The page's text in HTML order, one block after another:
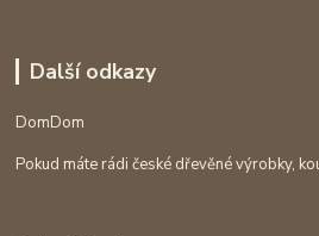
Další odkazy
DomDom
Pokud máte rádi české dřevěné výrobky,